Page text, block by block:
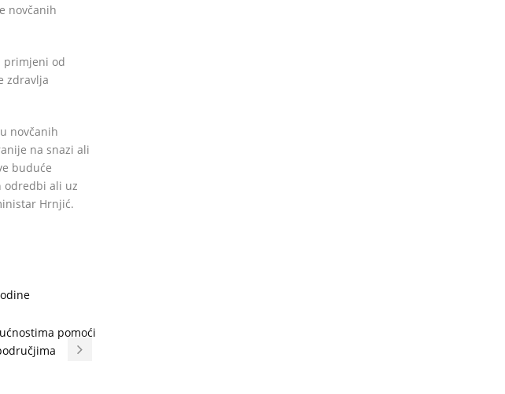
novčanih
primjeni od
zdravlja
novčanih
na snazi ali
buduće
odredbi ali uz
Hrnjić.
pomoći